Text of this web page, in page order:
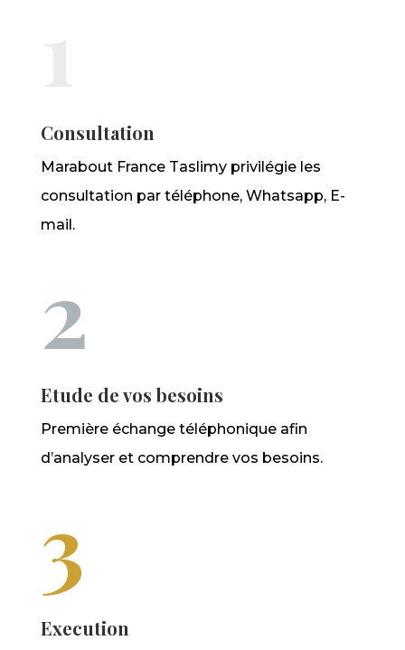
Consultation
Marabout France Taslimy privilégie les
consultation par téléphone, Whatsapp, E-
mail.
2
Etude de vos besoins
Première échange téléphonique afin
d’analyser et comprendre vos besoins.
3
Execution